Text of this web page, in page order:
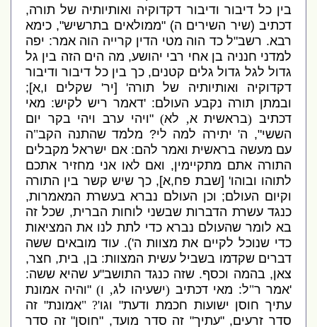
בין כל דיבור ודיבור דקדוקיה ואותיותיה של תורה,
דכתיב(שיר השירים ה ) "ממולאים בתרשיש",כימא
רבא.רשב"ל כד הוה מטי הדין קרייה הוה אמר:יפה
למדני חנניה בן אחי רבי יהושע,מה הים הזה בין גל
גדול לגל גדול גלים קטנים,כך בין כל דיבור ודיבור
דקדוקיה ואותיותיה של תורה' [ יר'שקלים ו א];
ובמתן תורה נקבע העולם: 'דאמר ריש לקיש:מאי
דכתיב( בראשית א ,לא)
" ויהי ערב ויהי בקר יום
הששי",ה 'יתירה למה לי ?מלמד שהתנה הקב"ה
עם מעשה בראשית ואמר להם:אם ישראל מקבלים
התורה אתם מתקיימין,ואם לאו אני מחזיר אתכם
לתוהו ובוהו' [שבת פח,א],כך שיש קשר בין התורה
וקיום העולם;וכן העולם נברא בעשרת המאמרות,
כנגד עשרת הדברות שבשני לוחות הברית,שכל זה
בא לומר שהעולם נברא כדי לתת לנו את המציאות
כדי שנוכל לקיים את מצוות ה ').עוד מובאים ששה
דברים שקדמו בשביל עשית המצוות:בן,בית,חצר,
צאן,בהמה וכסף.שזה כנגד התושב"ע שהיא ששה:
אמר ר "ל:מאי דכתיב(ישעיהו לג,ו)
"והיה אמונת
עתיך חוסן ישועות חכמת ודעת"וגו'? " אמונת"זה
סדר זרעים, "עתיך"זה סדר מועד, "חוסן"זה סדר